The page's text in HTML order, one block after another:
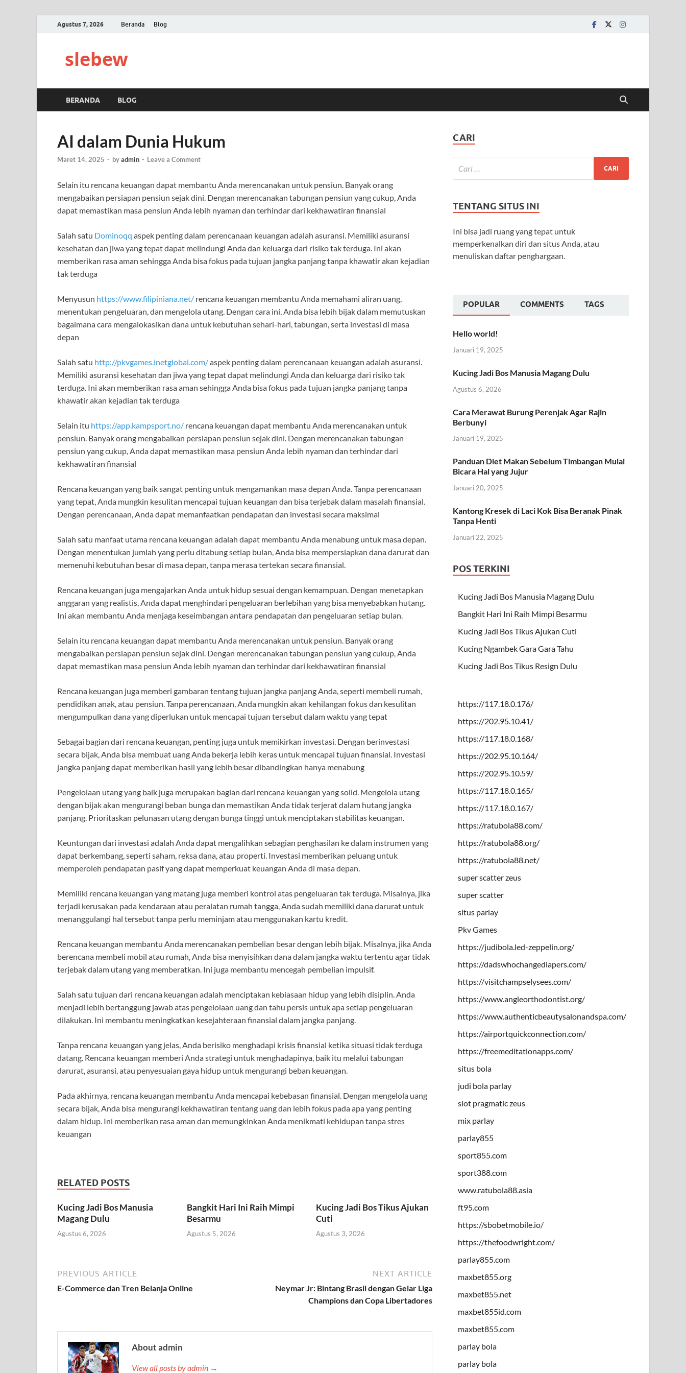
Agustus 7, 2026 Beranda Blog
slebew
BERANDA BLOG
AI dalam Dunia Hukum
Maret 14, 2025 - byadmin - Leave a Comment
Selain itu rencana keuangan dapat membantu Anda merencanakan untuk pensiun. Banyak orang
mengabaikan persiapan pensiun sejak dini. Dengan merencanakan tabungan pensiun yang cukup, Anda
dapat memastikan masa pensiun Anda lebih nyaman dan terhindar dari kekhawatiran finansial
Salah satu Dominoqq aspek penting dalam perencanaan keuangan adalah asuransi. Memiliki asuransi
kesehatan dan jiwa yang tepat dapat melindungi Anda dan keluarga dari risiko tak terduga. Ini akan
memberikan rasa aman sehingga Anda bisa fokus pada tujuan jangka panjang tanpa khawatir akan kejadian
tak terduga
Menyusun https://www.filipiniana.net/ rencana keuangan membantu Anda memahami aliran uang,
menentukan pengeluaran, dan mengelola utang. Dengan cara ini, Anda bisa lebih bijak dalam memutuskan
bagaimana cara mengalokasikan dana untuk kebutuhan sehari-hari, tabungan, serta investasi di masa
depan
Salah satu http://pkvgames.inetglobal.com/aspek penting dalam perencanaan keuangan adalah asuransi.
Memiliki asuransi kesehatan dan jiwa yang tepat dapat melindungi Anda dan keluarga dari risiko tak
terduga. Ini akan memberikan rasa aman sehingga Anda bisa fokus pada tujuan jangka panjang tanpa
khawatir akan kejadian tak terduga
Selain itu https://app.kampsport.no/ rencana keuangan dapat membantu Anda merencanakan untuk
pensiun. Banyak orang mengabaikan persiapan pensiun sejak dini. Dengan merencanakan tabungan
pensiun yang cukup, Anda dapat memastikan masa pensiun Anda lebih nyaman dan terhindar dari
kekhawatiran finansial
Rencana keuangan yang baik sangat penting untuk mengamankan masa depan Anda. Tanpa perencanaan
yang tepat, Anda mungkin kesulitan mencapai tujuan keuangan dan bisa terjebak dalam masalah finansial.
Dengan perencanaan, Anda dapat memanfaatkan pendapatan dan investasi secara maksimal
Salah satu manfaat utama rencana keuangan adalah dapat membantu Anda menabung untuk masa depan.
Dengan menentukan jumlah yang perlu ditabung setiap bulan, Anda bisa mempersiapkan dana darurat dan
memenuhi kebutuhan besar di masa depan, tanpa merasa tertekan secara finansial.
Rencana keuangan juga mengajarkan Anda untuk hidup sesuai dengan kemampuan. Dengan menetapkan
anggaran yang realistis, Anda dapat menghindari pengeluaran berlebihan yang bisa menyebabkan hutang.
Ini akan membantu Anda menjaga keseimbangan antara pendapatan dan pengeluaran setiap bulan.
Selain itu rencana keuangan dapat membantu Anda merencanakan untuk pensiun. Banyak orang
mengabaikan persiapan pensiun sejak dini. Dengan merencanakan tabungan pensiun yang cukup, Anda
dapat memastikan masa pensiun Anda lebih nyaman dan terhindar dari kekhawatiran finansial
Rencana keuangan juga memberi gambaran tentang tujuan jangka panjang Anda, seperti membeli rumah,
pendidikan anak, atau pensiun. Tanpa perencanaan, Anda mungkin akan kehilangan fokus dan kesulitan
mengumpulkan dana yang diperlukan untuk mencapai tujuan tersebut dalam waktu yang tepat
Sebagai bagian dari rencana keuangan, penting juga untuk memikirkan investasi. Dengan berinvestasi
secara bijak, Anda bisa membuat uang Anda bekerja lebih keras untuk mencapai tujuan finansial. Investasi
jangka panjang dapat memberikan hasil yang lebih besar dibandingkan hanya menabung
Pengelolaan utang yang baik juga merupakan bagian dari rencana keuangan yang solid. Mengelola utang
dengan bijak akan mengurangi beban bunga dan memastikan Anda tidak terjerat dalam hutang jangka
panjang. Prioritaskan pelunasan utang dengan bunga tinggi untuk menciptakan stabilitas keuangan.
Keuntungan dari investasi adalah Anda dapat mengalihkan sebagian penghasilan ke dalam instrumen yang
dapat berkembang, seperti saham, reksa dana, atau properti. Investasi memberikan peluang untuk
memperoleh pendapatan pasif yang dapat memperkuat keuangan Anda di masa depan.
Memiliki rencana keuangan yang matang juga memberi kontrol atas pengeluaran tak terduga. Misalnya, jika
terjadi kerusakan pada kendaraan atau peralatan rumah tangga, Anda sudah memiliki dana darurat untuk
menanggulangi hal tersebut tanpa perlu meminjam atau menggunakan kartu kredit.
Rencana keuangan membantu Anda merencanakan pembelian besar dengan lebih bijak. Misalnya, jika Anda
berencana membeli mobil atau rumah, Anda bisa menyisihkan dana dalam jangka waktu tertentu agar tidak
terjebak dalam utang yang memberatkan. Ini juga membantu mencegah pembelian impulsif.
Salah satu tujuan dari rencana keuangan adalah menciptakan kebiasaan hidup yang lebih disiplin. Anda
menjadi lebih bertanggung jawab atas pengelolaan uang dan tahu persis untuk apa setiap pengeluaran
dilakukan. Ini membantu meningkatkan kesejahteraan finansial dalam jangka panjang.
Tanpa rencana keuangan yang jelas, Anda berisiko menghadapi krisis finansial ketika situasi tidak terduga
datang. Rencana keuangan memberi Anda strategi untuk menghadapinya, baik itu melalui tabungan
darurat, asuransi, atau penyesuaian gaya hidup untuk mengurangi beban keuangan.
Pada akhirnya, rencana keuangan membantu Anda mencapai kebebasan finansial. Dengan mengelola uang
secara bijak, Anda bisa mengurangi kekhawatiran tentang uang dan lebih fokus pada apa yang penting
dalam hidup. Ini memberikan rasa aman dan memungkinkan Anda menikmati kehidupan tanpa stres
keuangan
RELATED POSTS
Kucing Jadi Bos Manusia
Magang Dulu
Agustus 6, 2026
Bangkit Hari Ini Raih Mimpi
Besarmu
Agustus 5, 2026
Kucing Jadi Bos Tikus Ajukan
Cuti
Agustus 3, 2026
PREVIOUS ARTICLE
E-Commerce dan Tren Belanja Online
NEXT ARTICLE
Neymar Jr: Bintang Brasil dengan Gelar Liga
Champions dan Copa Libertadores
About admin
View all posts by admin →
CARI
TENTANG SITUS INI
Ini bisa jadi ruang yang tepat untuk
memperkenalkan diri dan situs Anda, atau
menuliskan daftar penghargaan.
POPULAR COMMENTS TAGS
Hello world!
Januari 19, 2025
Kucing Jadi Bos Manusia Magang Dulu
Agustus 6, 2026
Cara Merawat Burung Perenjak Agar Rajin
Berbunyi
Januari 19, 2025
Panduan Diet Makan Sebelum Timbangan Mulai
Bicara Hal yang Jujur
Januari 20, 2025
Kantong Kresek di Laci Kok Bisa Beranak Pinak
Tanpa Henti
Januari 22, 2025
POS TERKINI
Kucing Jadi Bos Manusia Magang Dulu
Bangkit Hari Ini Raih Mimpi Besarmu
Kucing Jadi Bos Tikus Ajukan Cuti
Kucing Ngambek Gara Gara Tahu
Kucing Jadi Bos Tikus Resign Dulu
https://117.18.0.176/
https://202.95.10.41/
https://117.18.0.168/
https://202.95.10.164/
https://202.95.10.59/
https://117.18.0.165/
https://117.18.0.167/
https://ratubola88.com/
https://ratubola88.org/
https://ratubola88.net/
super scatter zeus
super scatter
situs parlay
Pkv Games
https://judibola.led-zeppelin.org/
https://dadswhochangediapers.com/
https://visitchampselysees.com/
https://www.angleorthodontist.org/
https://www.authenticbeautysalonandspa.com/
https://airportquickconnection.com/
https://freemeditationapps.com/
situs bola
judi bola parlay
slot pragmatic zeus
mix parlay
parlay855
sport855.com
sport388.com
www.ratubola88.asia
ft95.com
https://sbobetmobile.io/
https://thefoodwright.com/
parlay855.com
maxbet855.org
maxbet855.net
maxbet855id.com
maxbet855.com
parlay bola
parlay bola